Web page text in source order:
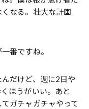
なる。壮大な計画
番ですね。
だけど、週に2日や
ほうがいい。あと
ガチャガチャやって